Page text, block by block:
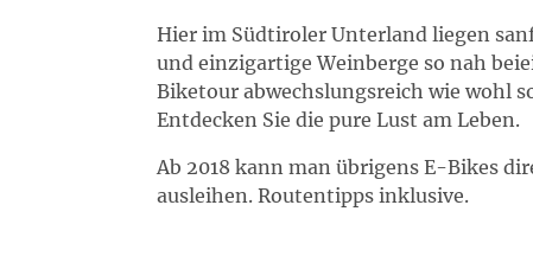
Hier im Südtiroler Unterland liegen
und einzigartige Weinberge so nah
Biketour abwechslungsreich wie wohl
Entdecken Sie die pure Lust am Leben.
Ab 2018 kann man übrigens E-Bikes
ausleihen. Routentipps inklusive.